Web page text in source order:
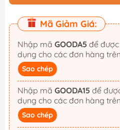
Mã Giảm Giá:
Nhập mã GOODA5
dụng cho các đơn hàng
Sao chép
Nhập mã GOODA15
dụng cho các đơn hàng
Sao chép